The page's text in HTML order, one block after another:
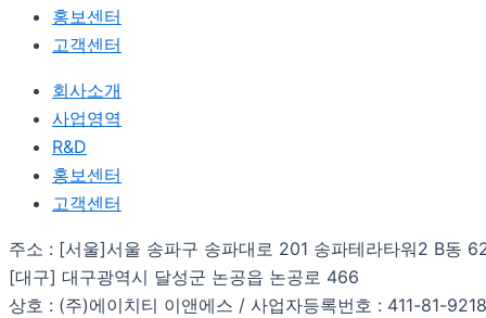
홍보센터
고객센터
회사소개
사업영역
R&D
홍보센터
고객센터
주소 : [서울]서울 송파구 송파대로 201 송파테라타워2 B동
[대구] 대구광역시 달성군 논공읍 논공로 466
상호 : (주)에이치티 이앤에스 / 사업자등록번호 : 411-81-